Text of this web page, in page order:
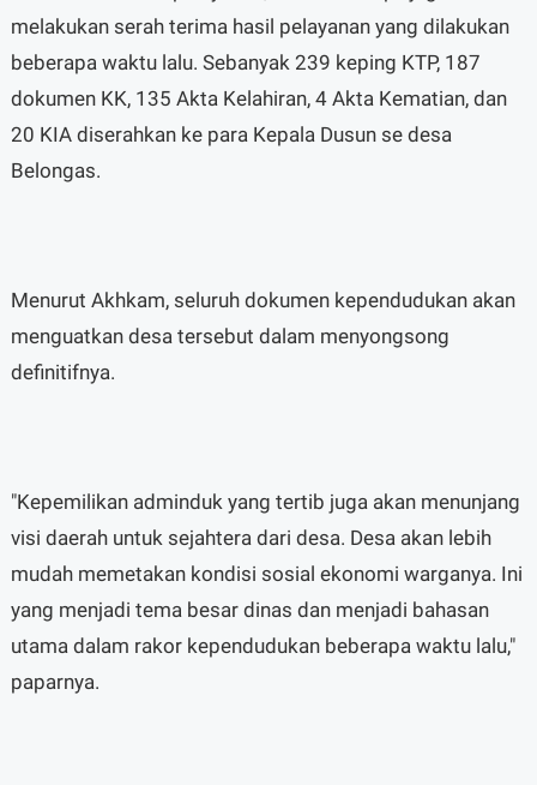
melakukan serah terima hasil pelayanan yang dilakukan
beberapa waktu lalu. Sebanyak 239 keping KTP, 187
dokumen KK, 135 Akta Kelahiran, 4 Akta Kematian, dan
20 KIA diserahkan ke para Kepala Dusun se desa
Belongas.
Menurut Akhkam, seluruh dokumen kependudukan akan
menguatkan desa tersebut dalam menyongsong
definitifnya.
"Kepemilikan adminduk yang tertib juga akan menunjang
visi daerah untuk sejahtera dari desa. Desa akan lebih
mudah memetakan kondisi sosial ekonomi warganya. Ini
yang menjadi tema besar dinas dan menjadi bahasan
utama dalam rakor kependudukan beberapa waktu lalu,"
paparnya.